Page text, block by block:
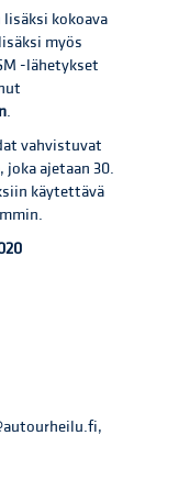
kokoava
myös
-lähetykset
.
vahvistuvat
joka ajetaan 30.
käytettävä